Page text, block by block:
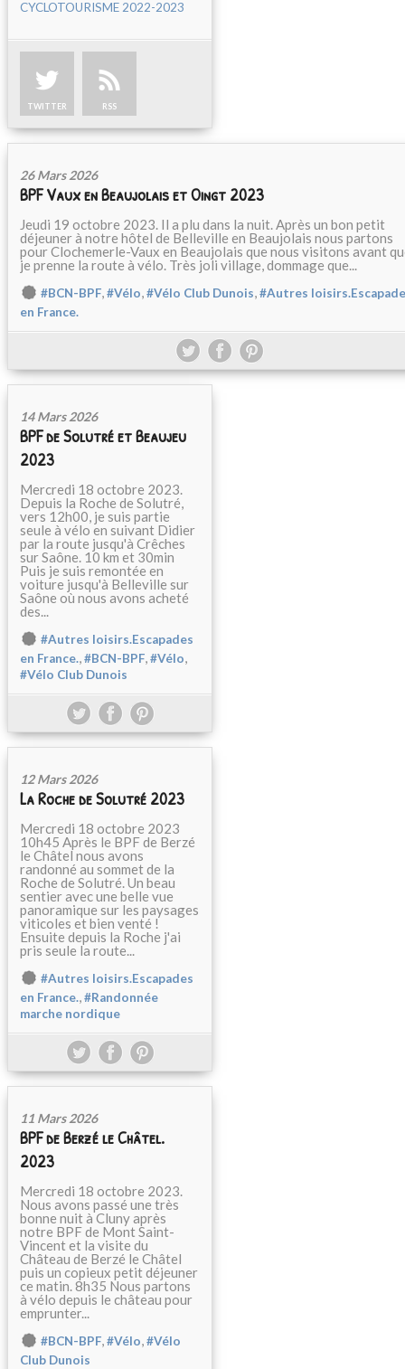
CYCLOTOURISME 2022-2023
TWITTER RSS
26 Mars 2026
BPF Vaux en Beaujolais et Oingt 2023
Jeudi 19 octobre 2023. Il a plu dans la nuit. Après un bon petit
déjeuner à notre hôtel de Belleville en Beaujolais nous partons
pour Clochemerle-Vaux en Beaujolais que nous visitons avant
je prenne la route à vélo. Très joli village, dommage que...
#BCN-BPF,#Vélo,#Vélo Club Dunois,#Autres
en France.
14 Mars 2026
BPF de Solutré et Beaujeu
2023
Mercredi 18 octobre 2023.
Depuis la Roche de Solutré,
vers 12h00, je suis partie
seule à vélo en suivant Didier
par la route jusqu'à Crêches
sur Saône. 10 km et 30min
Puis je suis remontée en
voiture jusqu'à Belleville sur
Saône où nous avons acheté
des...
#Autres loisirs.Escapades
en France.,#BCN-BPF,#Vélo,
#Vélo Club Dunois
12 Mars 2026
La Roche de Solutré 2023
Mercredi 18 octobre 2023
10h45 Après le BPF de Berzé
le Châtel nous avons
randonné au sommet de la
Roche de Solutré. Un beau
sentier avec une belle vue
panoramique sur les paysages
viticoles et bien venté !
Ensuite depuis la Roche j'ai
pris seule la route...
#Autres loisirs.Escapades
en France.,#Randonnée
marche nordique
11 Mars 2026
BPF de Berzé le Châtel.
2023
Mercredi 18 octobre 2023.
Nous avons passé une très
bonne nuit à Cluny après
notre BPF de Mont Saint-
Vincent et la visite du
Château de Berzé le Châtel
puis un copieux petit déjeuner
ce matin. 8h35 Nous partons
à vélo depuis le château pour
emprunter...
#BCN-BPF,#Vélo,#Vélo
Club Dunois